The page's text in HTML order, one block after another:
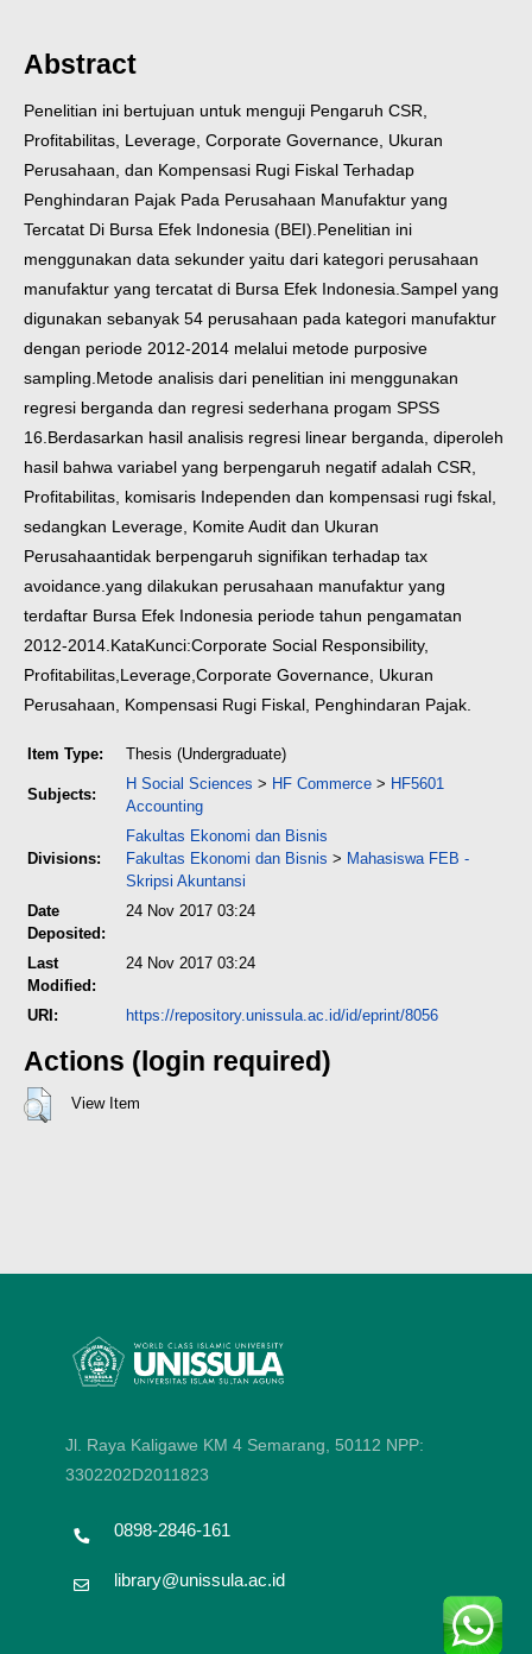
Abstract
Penelitian ini bertujuan untuk menguji Pengaruh CSR,
Profitabilitas, Leverage, Corporate Governance, Ukuran
Perusahaan, dan Kompensasi Rugi Fiskal Terhadap
Penghindaran Pajak Pada Perusahaan Manufaktur yang
Tercatat Di Bursa Efek Indonesia (BEI). Penelitian ini
menggunakan data sekunder yaitu dari kategori perusahaan
manufaktur yang tercatat di Bursa Efek Indonesia.Sampel yang
digunakan sebanyak 54 perusahaan pada kategori manufaktur
dengan periode 2012-2014 melalui metode purposive
sampling.Metode analisis dari penelitian ini menggunakan
regresi berganda dan regresi sederhana progam SPSS
16. Berdasarkan hasil analisis regresi linear berganda, diperoleh
hasil bahwa variabel yang berpengaruh negatif adalah CSR,
Profitabilitas, komisaris Independen dan kompensasi rugi fskal,
sedangkan Leverage, Komite Audit dan Ukuran
Perusahaantidak berpengaruh signifikan terhadap tax
avoidance.yang dilakukan perusahaan manufaktur yang
terdaftar Bursa Efek Indonesia periode tahun pengamatan
2012-2014. KataKunci:Corporate Social Responsibility,
Profitabilitas,Leverage,Corporate Governance, Ukuran
Perusahaan, Kompensasi Rugi Fiskal, Penghindaran Pajak.
Item Type: Thesis (Undergraduate)
Subjects:
H Social Sciences > HF Commerce > HF5601
Accounting
Divisions:
Fakultas Ekonomi dan Bisnis
Fakultas Ekonomi dan Bisnis > Mahasiswa FEB -
Skripsi Akuntansi
Date
Deposited:
24 Nov 2017 03:24
Last
Modified:
24 Nov 2017 03:24
URI: https://repository.unissula.ac.id/id/eprint/8056
Actions (login required)
View Item
Jl. Raya Kaligawe KM 4 Semarang, 50112 NPP:
3302202D2011823
0898-2846-161
library@unissula.ac.id